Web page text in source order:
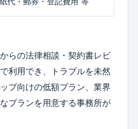
らの法律相談・契約書レビ
利用でき、トラブルを未然
プ向けの低額プラン、業界
プランを用意する事務所が